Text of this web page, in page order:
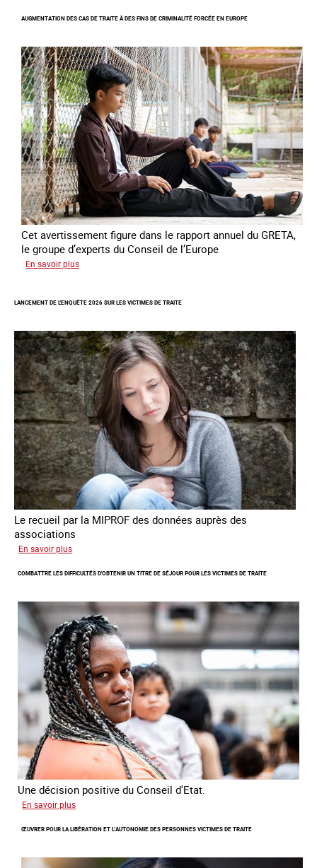
nouveaux
du
combat
contre
l’esclavage
domestique
en
France
AUGMENTATION DES CAS DE TRAITE À DES FINS DE CRIMINALITÉ FORCÉE EN EUROPE
Cet avertissement figure dans le rapport annuel du GRETA,
le groupe d’experts du Conseil de l’Europe
En savoir plus
cas
traite
à
des
fins
de
criminalité
forcée
en
Europe
LANCEMENT DE L'ENQUÊTE 2026 SUR LES VICTIMES DE TRAITE
Le recueil par la MIPROF des données auprès des
associations
En savoir plus
de
2026
sur
les
victimes
de
traite
COMBATTRE LES DIFFICULTÉS D'OBTENIR UN TITRE DE SÉJOUR POUR LES VICTIMES DE TRAITE
Une décision positive du Conseil d'Etat.
En savoir plus
les
d'obtenir
ŒUVRER POUR LA LIBÉRATION ET L’AUTONOMIE DES PERSONNES VICTIMES DE TRAITE